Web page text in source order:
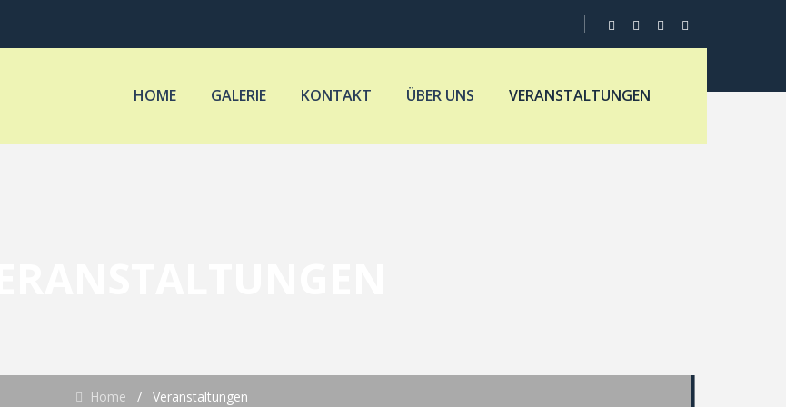
HOME GALERIE KONTAKT ÜBER UNS VERANSTALTUNGEN
Home / Veranstaltungen